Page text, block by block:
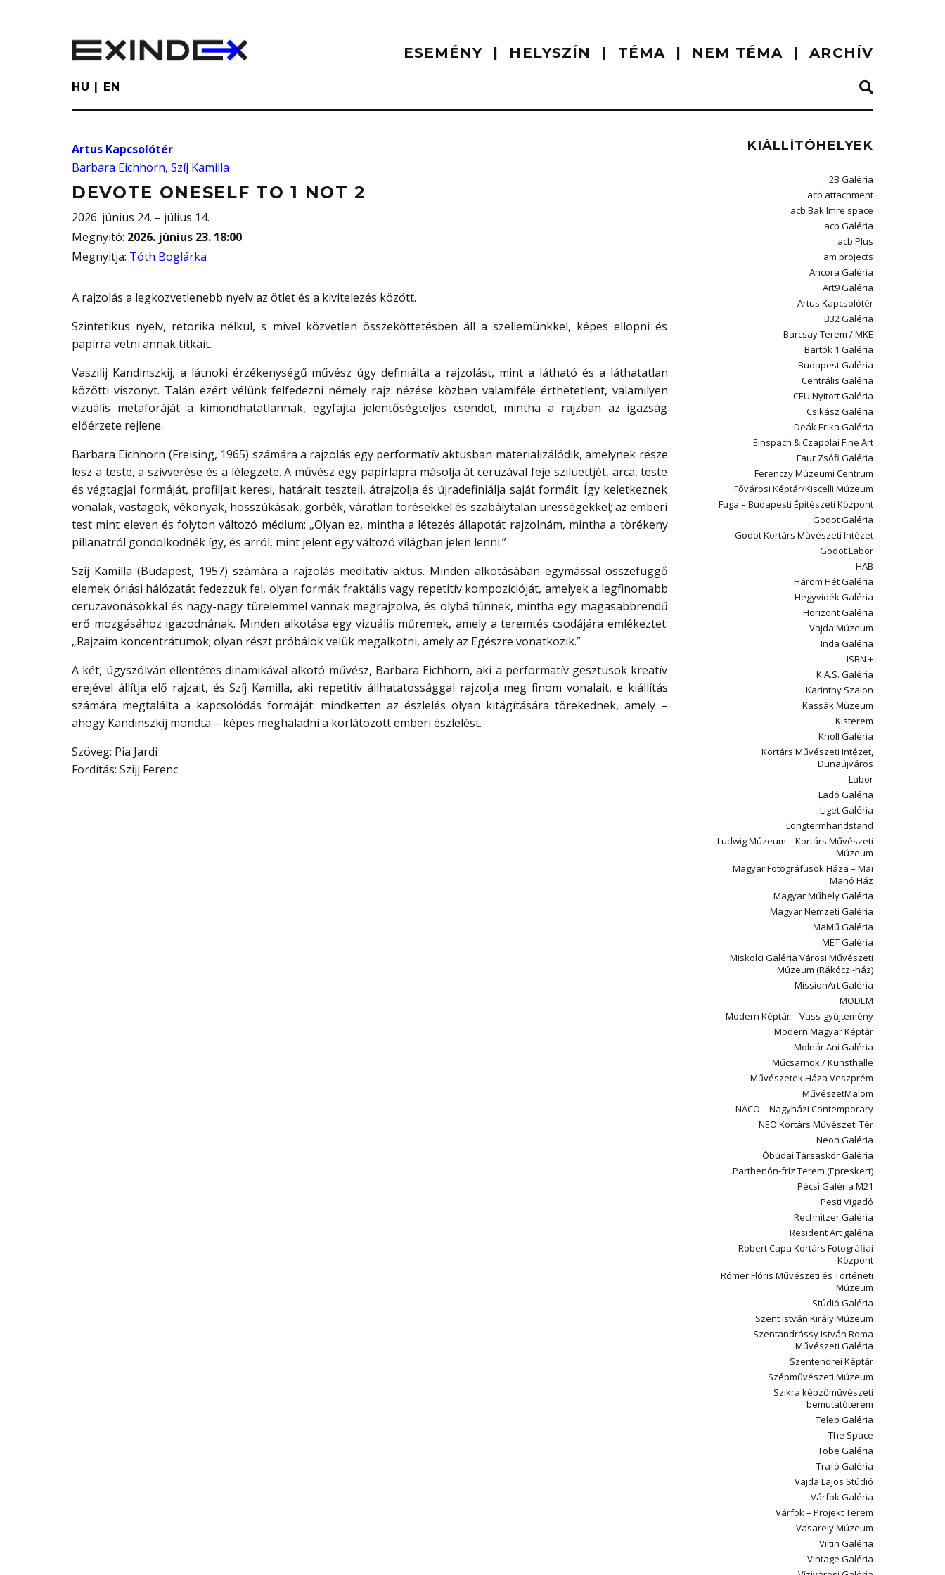
ESEMÉNY HELYSZÍN TÉMA NEM TÉMA ARCHÍV
HU EN
Artus Kapcsolótér
Barbara Eichhorn, Szíj Kamilla
DEVOTE ONESELF TO 1 NOT 2
2026. június 24. – július 14.
Megnyitó: 2026. június 23. 18:00
Megnyitja: Tóth Boglárka
A rajzolás a legközvetlenebb nyelv az ötlet és a kivitelezés között.
Szintetikus nyelv, retorika nélkül, s mivel közvetlen összeköttetésben áll a szellemünkkel, képes ellopni és
papírra vetni annak titkait.
Vaszilij Kandinszkij, a látnoki érzékenységű művész úgy definiálta a rajzolást, mint a látható és a láthatatlan
közötti viszonyt. Talán ezért vélünk felfedezni némely rajz nézése közben valamiféle érthetetlent, valamilyen
vizuális metaforáját a kimondhatatlannak, egyfajta jelentőségteljes csendet, mintha a rajzban az igazság
előérzete rejlene.
Barbara Eichhorn (Freising, 1965) számára a rajzolás egy performatív aktusban materializálódik, amelynek része
lesz a teste, a szívverése és a lélegzete. A művész egy papírlapra másolja át ceruzával feje sziluettjét, arca, teste
és végtagjai formáját, profiljait keresi, határait teszteli, átrajzolja és újradefiniálja saját formáit. Így keletkeznek
vonalak, vastagok, vékonyak, hosszúkásak, görbék, váratlan törésekkel és szabálytalan ürességekkel; az emberi
test mint eleven és folyton változó médium: „Olyan ez, mintha a létezés állapotát rajzolnám, mintha a törékeny
pillanatról gondolkodnék így, és arról, mint jelent egy változó világban jelen lenni.”
Szíj Kamilla (Budapest, 1957) számára a rajzolás meditatív aktus. Minden alkotásában egymással összefüggő
elemek óriási hálózatát fedezzük fel, olyan formák fraktális vagy repetitív kompozícióját, amelyek a legfinomabb
ceruzavonásokkal és nagy-nagy türelemmel vannak megrajzolva, és olybá tűnnek, mintha egy magasabbrendű
erő mozgásához igazodnának. Minden alkotása egy vizuális műremek, amely a teremtés csodájára emlékeztet:
„Rajzaim koncentrátumok; olyan részt próbálok velük megalkotni, amely az Egészre vonatkozik.”
A két, úgyszólván ellentétes dinamikával alkotó művész, Barbara Eichhorn, aki a performatív gesztusok kreatív
erejével állítja elő rajzait, és Szíj Kamilla, aki repetitív állhatatossággal rajzolja meg finom vonalait, e kiállítás
számára megtalálta a kapcsolódás formáját: mindketten az észlelés olyan kitágítására törekednek, amely –
ahogy Kandinszkij mondta – képes meghaladni a korlátozott emberi észlelést.
Szöveg: Pia Jardi
Fordítás: Szijj Ferenc
KIÁLLÍTÓHELYEK
2B Galéria
acb attachment
acb Bak Imre space
acb Galéria
acb Plus
am projects
Ancora Galéria
Art9 Galéria
Artus Kapcsolótér
B32 Galéria
Barcsay Terem / MKE
Bartók 1 Galéria
Budapest Galéria
Centrális Galéria
CEU Nyitott Galéria
Csikász Galéria
Deák Erika Galéria
Einspach & Czapolai Fine Art
Faur Zsófi Galéria
Ferenczy Múzeumi Centrum
Fővárosi Képtár/Kiscelli Múzeum
Fuga – Budapesti Építészeti Központ
Godot Galéria
Godot Kortárs Művészeti Intézet
Godot Labor
HAB
Három Hét Galéria
Hegyvidék Galéria
Horizont Galéria
Vajda Múzeum
Inda Galéria
ISBN +
K.A.S. Galéria
Karinthy Szalon
Kassák Múzeum
Kisterem
Knoll Galéria
Kortárs Művészeti Intézet,
Dunaújváros
Labor
Ladó Galéria
Liget Galéria
Longtermhandstand
Ludwig Múzeum – Kortárs Művészeti
Múzeum
Magyar Fotográfusok Háza – Mai
Manó Ház
Magyar Műhely Galéria
Magyar Nemzeti Galéria
MaMű Galéria
MET Galéria
Miskolci Galéria Városi Művészeti
Múzeum (Rákóczi-ház)
MissionArt Galéria
MODEM
Modern Képtár – Vass-gyűjtemény
Modern Magyar Képtár
Molnár Ani Galéria
Műcsarnok / Kunsthalle
Művészetek Háza Veszprém
MűvészetMalom
NACO – Nagyházi Contemporary
NEO Kortárs Művészeti Tér
Neon Galéria
Óbudai Társaskör Galéria
Parthenón-fríz Terem (Epreskert)
Pécsi Galéria M21
Pesti Vigadó
Rechnitzer Galéria
Resident Art galéria
Robert Capa Kortárs Fotográfiai
Központ
Rómer Flóris Művészeti és Történeti
Múzeum
Stúdió Galéria
Szent István Király Múzeum
Szentandrássy István Roma
Művészeti Galéria
Szentendrei Képtár
Szépművészeti Múzeum
Szikra képzőművészeti
bemutatóterem
Telep Galéria
The Space
Tobe Galéria
Trafó Galéria
Vajda Lajos Stúdió
Várfok Galéria
Várfok – Projekt Terem
Vasarely Múzeum
Viltin Galéria
Vintage Galéria